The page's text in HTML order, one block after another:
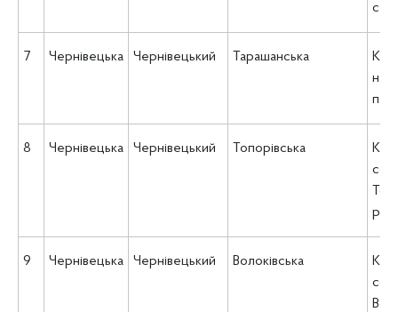
7 Чернівецька Чернівецький Тарашанська
КУ
8 Чернівецька Чернівецький Топорівська
КУ
9 Чернівецька Чернівецький Волоківська
КУ